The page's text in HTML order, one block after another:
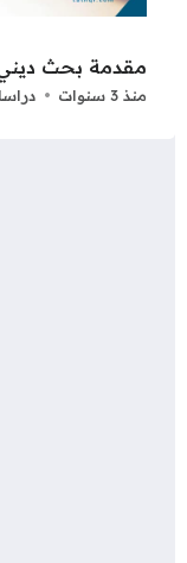
مقدمة بحث
منذ 3 سنوات